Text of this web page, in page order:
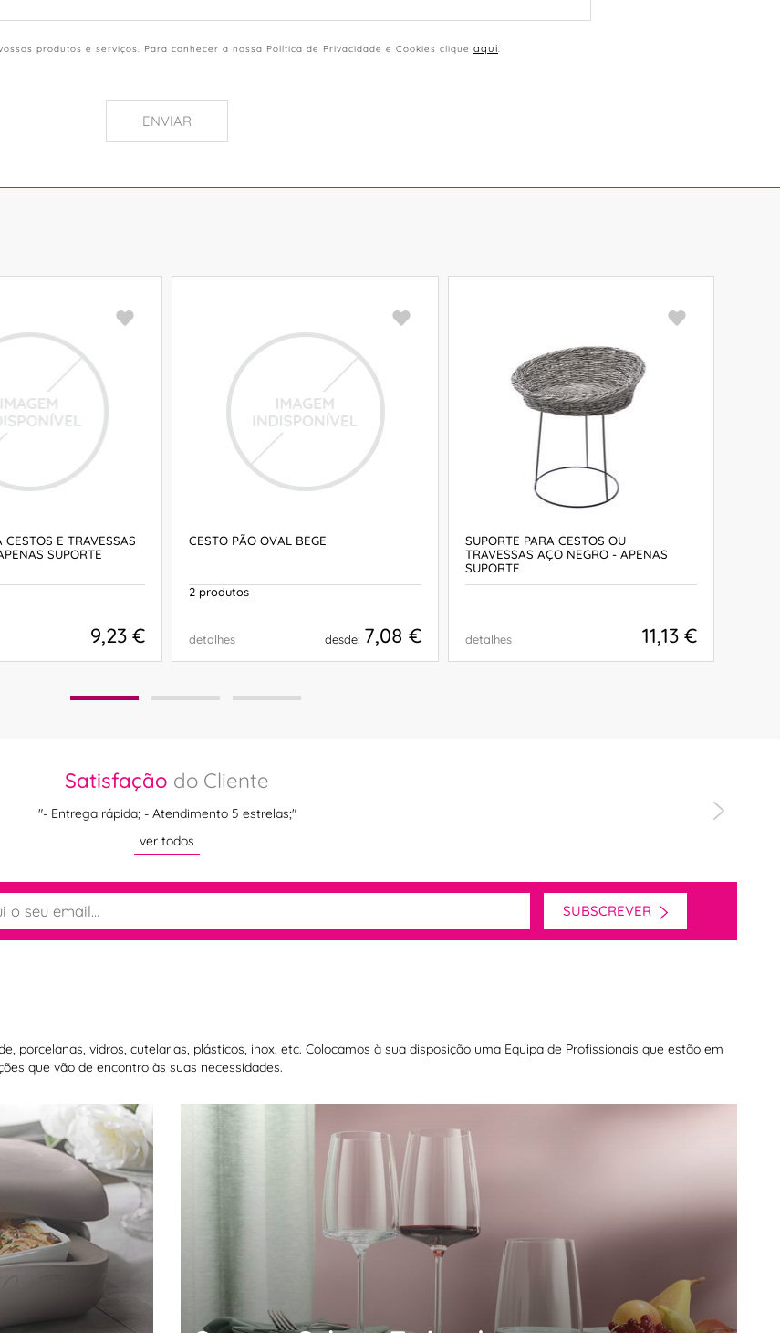
produtos e serviços. Para conhecer a nossa Política de Privacidade e Cookies clique aqui.
ENVIAR
CESTOS E TRAVESSAS
SUPORTE
9,23 €
CESTO PÃO OVAL BEGE
2 produtos
detalhes desde: 7,08 €
SUPORTE PARA CESTOS OU
TRAVESSAS AÇO NEGRO - APENAS
SUPORTE
detalhes 11,13 €
Satisfação do Cliente
"- Entrega rápida; - Atendimento 5 estrelas;"
ver todos
"Simpatia
SUBSCREVER
porcelanas, vidros, cutelarias, plásticos, inox, etc. Colocamos à sua disposição uma Equipa de Profissionais que estão em
que vão de encontro às suas necessidades.